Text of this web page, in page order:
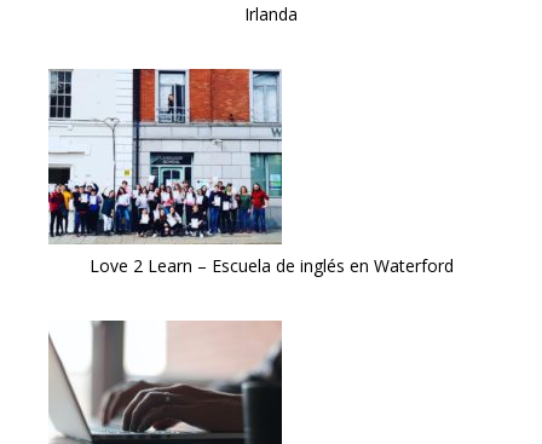
Irlanda
Love 2 Learn – Escuela de inglés en Waterford